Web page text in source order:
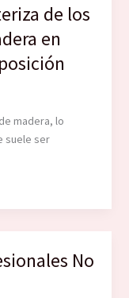
de los
en
madera, lo
suele ser
No